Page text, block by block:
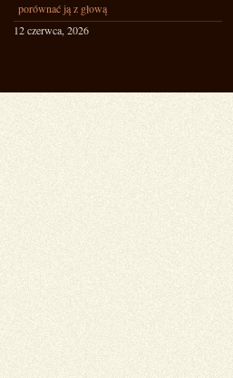
porównać ją z głową
12 czerwca, 2026